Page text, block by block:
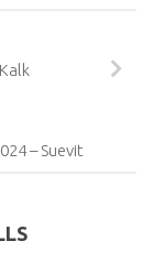
– Suevit